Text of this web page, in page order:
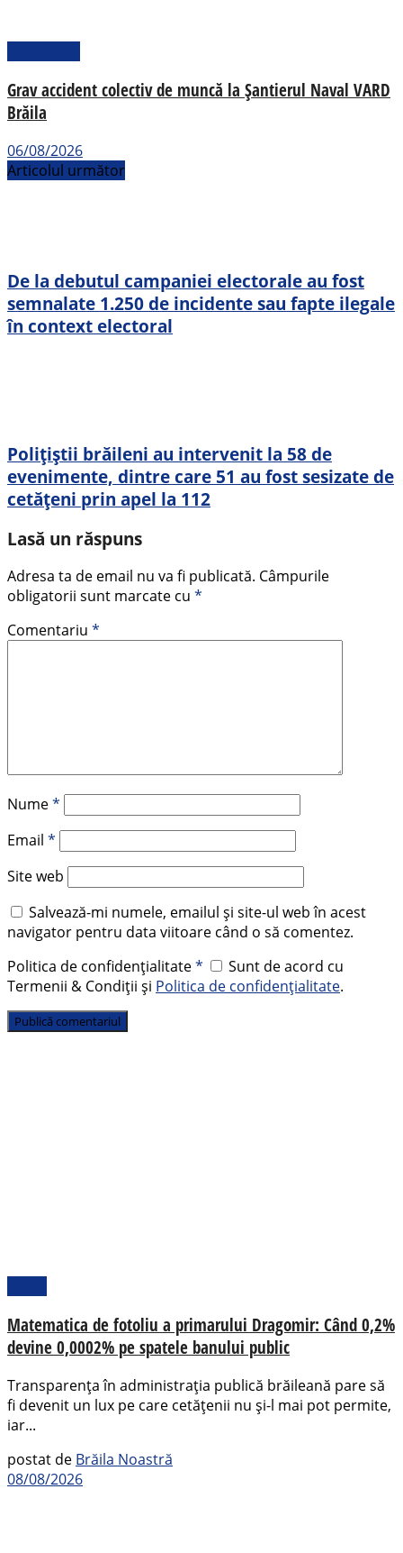
Grav accident colectiv de muncă la Șantierul Naval VARD
Brăila
06/08/2026
Articolul următor
De la debutul campaniei electorale au fost
semnalate 1.250 de incidente sau fapte ilegale
în context electoral
Polițiștii brăileni au intervenit la 58 de
evenimente, dintre care 51 au fost sesizate de
cetățeni prin apel la 112
Lasă un răspuns
Adresa ta de email nu va fi publicată. Câmpurile
obligatorii sunt marcate cu *
Comentariu *
Nume*
Email *
Site web
Salvează-mi numele, emailul și site-ul web în acest
navigator pentru data viitoare când o să comentez.
Politica de confidențialitate*
Sunt de acord cu
Termenii & Condiții și Politica de confidențialitate.
Matematica de fotoliu a primarului Dragomir: Când 0,2%
devine 0,0002% pe spatele banului public
Transparența în administrația publică brăileană pare să
fi devenit un lux pe care cetățenii nu și-l mai pot permite,
iar...
postat de Brăila Noastră
08/08/2026